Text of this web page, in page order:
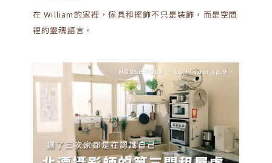
在 William的家裡，傢具和擺飾不只是裝飾，而是空間
裡的靈魂語言。